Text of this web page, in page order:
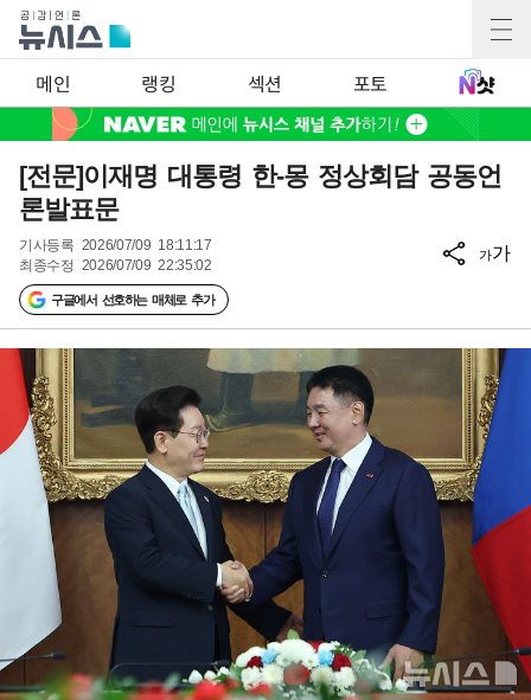
메인 랭킹 섹션 포토
[전문]이재명 대통령 한-몽 정상회담 공동언
론발표문
기사등록 2026/07/09 18:11:17
최종수정 2026/07/09 22:35:02
구글에서 선호하는 매체로 추가
가가